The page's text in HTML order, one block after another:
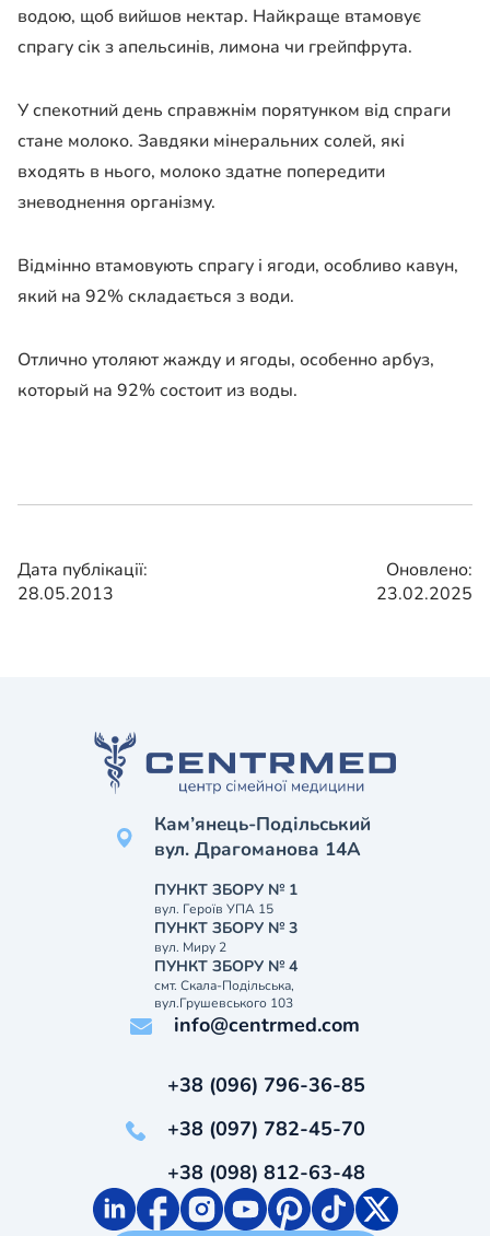
водою, щоб вийшов нектар. Найкраще втамовує
спрагу сік з апельсинів, лимона чи грейпфрута.
У спекотний день справжнім порятунком від спраги
стане молоко. Завдяки мінеральних солей, які
входять в нього, молоко здатне попередити
зневоднення організму.
Відмінно втамовують спрагу і ягоди, особливо кавун,
який на 92% складається з води.
Отлично утоляют жажду и ягоды, особенно арбуз,
который на 92% состоит из воды.
Дата публікації:
28.05.2013
Оновлено:
23.02.2025
Кам’янець-Подільський
вул. Драгоманова 14А
ПУНКТ ЗБОРУ № 1
вул. Героїв УПА 15
ПУНКТ ЗБОРУ № 3
вул. Миру 2
ПУНКТ ЗБОРУ № 4
смт. Скала-Подільська,
вул.Грушевського 103
info@centrmed.com
+38 (096) 796-36-85
+38 (097) 782-45-70
+38 (098) 812-63-48